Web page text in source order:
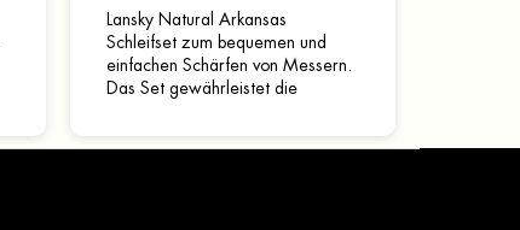
Lansky Natural Arkansas
Schleifset zum bequemen und
einfachen Schärfen von Messern.
Das Set gewährleistet die
Schärfwinkels, sodass auch